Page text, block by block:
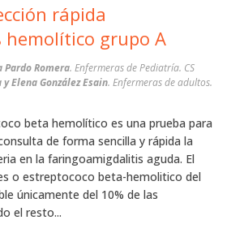
rápida
hemolítico grupo A
Romera. Enfermeras de Pediatría. CS
Elena González Esain. Enfermeras de adultos.
beta hemolítico es una prueba para
de forma sencilla y rápida la
en la faringoamigdalitis aguda. El
o estreptococo beta-hemolitico del
únicamente del 10% de las
el resto...